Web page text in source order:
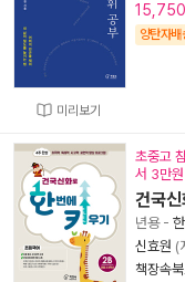
미리보기
15,750
양탄자배
초중고
서 3만
건국
년용-
신효원 (
책장속